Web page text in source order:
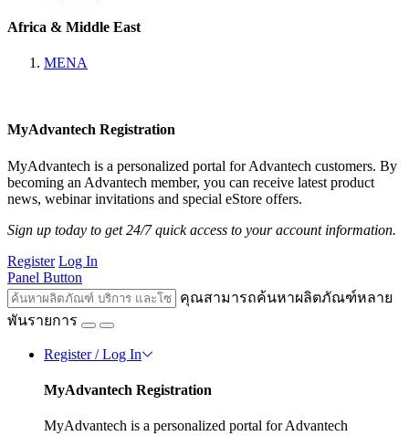
Africa & Middle East
MENA
MyAdvantech Registration
MyAdvantech is a personalized portal for Advantech customers. By
becoming an Advantech member, you can receive latest product
news, webinar invitations and special eStore offers.
Sign up today to get 24/7 quick access to your account information.
Register Log In
Panel Button
คุณสามารถค้นหาผลิตภัณฑ์หลาย
พันรายการ
Register / Log In
MyAdvantech Registration
MyAdvantech is a personalized portal for Advantech